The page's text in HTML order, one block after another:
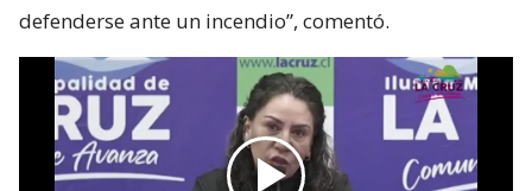
defenderse ante un incendio”, comentó.